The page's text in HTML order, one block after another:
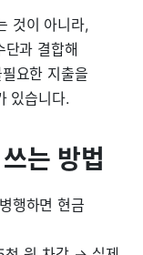
것이 아니라,
단과 결합해
요한 지출을
있습니다.
는 방법
행하면 현금